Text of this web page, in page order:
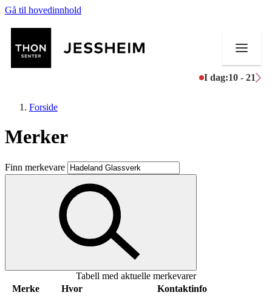
Gå til hovedinnhold
I dag:10 - 21
Butikker
Mat og drikke
Aktiviteter
Inspirasjon
Forside
Merker
Finn merkevare
Tabell med aktuelle merkevarer
Merke
Hvor Kontaktinfo